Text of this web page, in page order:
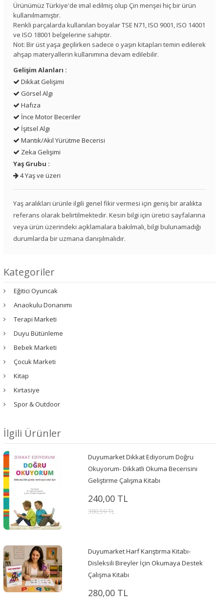
Ürünümüz Türkiye'de imal edilmiş olup Çin menşei hiç bir ürün
kullanılmamıştır.
Renkli parçalarda kullanılan boyalar TSE N71, ISO 9001, ISO 14001
ve ISO 18001 belgelerine sahiptir.
Not: Bir üst yaşa geçilirken sadece o yaşın kitapları temin edilerek
ahşap materyallerin kullanımına devam edilebilir.
Gelişim Alanları :
Dikkat Gelişimi
Görsel Algı
Hafıza
İnce Motor Beceriler
İşitsel Algı
Mantık/Akıl Yürütme Becerisi
Zeka Gelişimi
Yaş Grubu :
4 Yaş ve üzeri
Yaş aralıkları ürünle ilgili genel fikir vermesi için geniş bir aralıkta
referans olarak belirtilmektedir. Kesin bilgi için üretici sayfalarına
veya ürün üzerindeki açıklamalara bakılmalı, bilgi bulunamadığı
durumlarda bir uzmana danışılmalıdır.
Kategoriler
Eğitici Oyuncak
Anaokulu Donanımı
Terapi Marketi
Duyu Bütünleme
Bebek Marketi
Çocuk Marketi
Kitap
Kırtasiye
Spor & Outdoor
İlgili Ürünler
Duyumarket Dikkat Ediyorum Doğru
Okuyorum- Dikkatli Okuma Becerisini
Geliştirme Çalışma Kitabı
240,00 TL
380,59 TL
Duyumarket Harf Karıştırma Kitabı-
Disleksili Bireyler İçin Okumaya Destek
Çalışma Kitabı
280,00 TL